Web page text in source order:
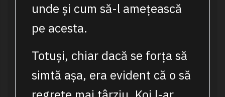
unde și cum să-l amețească
pe acesta.
Totuși, chiar dacă se forța să
simtă așa, era evident că o să